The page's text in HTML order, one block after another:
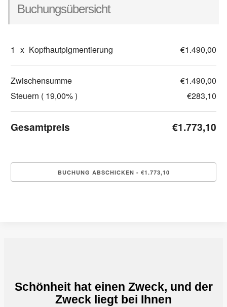
Buchungsübersicht
1 x Kopfhautpigmentierung €1.490,00
Zwischensumme
€1.490,00
Steuern ( 19,00% )
€283,10
Gesamtpreis €1.773,10
Schönheit hat einen Zweck, und der
Zweck liegt bei Ihnen